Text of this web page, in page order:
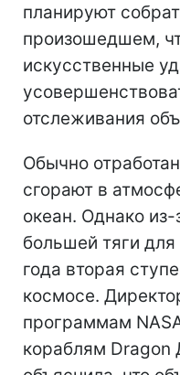
планируют
произошедшем,
искусственные
отслеживания
Обычно
сгорают в
океан. Однако
большей тяги
года вторая
космосе.
программам
кораблям